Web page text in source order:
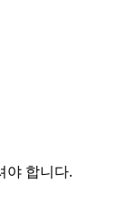
야 합니다.